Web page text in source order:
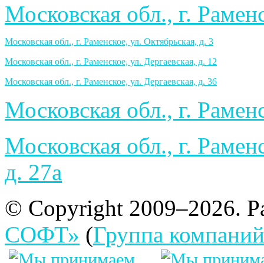
Московская обл., г.
Московская обл., г. Раменское, ул. Октябрьская, д. 3
Московская обл., г. Раменское, ул. Дергаевская, д. 12
Московская обл., г. Раменское, ул. Дергаевская, д. 36
Московская обл., г.
Московская обл., г.
д. 27а
© Copyright 2009–2026.
СОФТ» (Группа